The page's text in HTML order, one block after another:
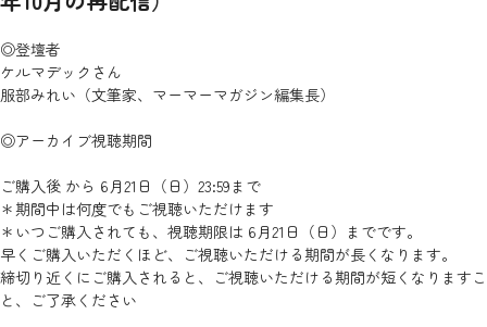
◎登壇者
ケルマデックさん
服部みれい（文筆家、マーマーマガジン編集長）
◎アーカイブ視聴期間
ご購入後 から 6月21日（日）23:59まで
＊期間中は何度でもご視聴いただけます
＊いつご購入されても、視聴期限は 6月21日（日）までです。
早くご購入いただくほど、ご視聴いただける期間が長くなります。
締切り近くにご購入されると、ご視聴いただける期間が短くなりますこ
と、ご了承ください